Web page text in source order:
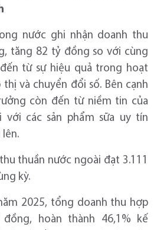
nước ghi nhận doanh thu
tăng 82 tỷ đồng so với cùng
từ sự hiệu quả trong hoạt
và chuyển đổi số. Bên cạnh
còn đến từ niềm tin của
các sản phẩm sữa uy tín
lên.
thuần nước ngoài đạt 3.111
kỳ.
2025, tổng doanh thu hợp
hoàn thành 46,1% kế